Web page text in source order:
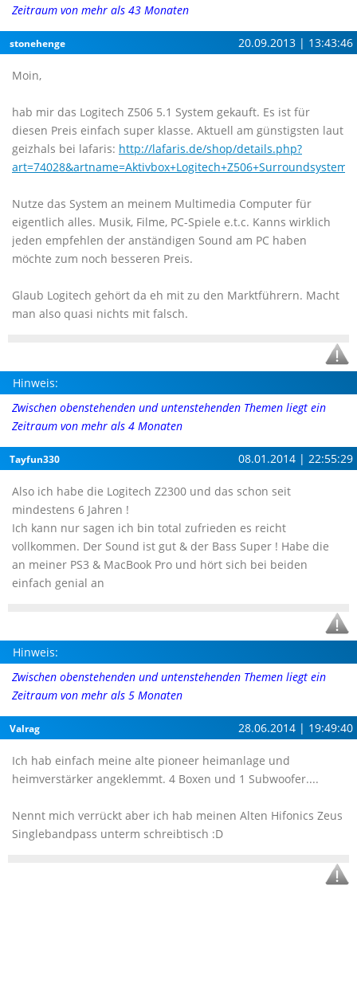
Zeitraum von mehr als 43 Monaten
stonehenge 20.09.2013 | 13:43:46
Moin,
hab mir das Logitech Z506 5.1 System gekauft. Es ist für
diesen Preis einfach super klasse. Aktuell am günstigsten laut
geizhals bei lafaris: http://lafaris.de/shop/details.php?
Nutze das System an meinem Multimedia Computer für
eigentlich alles. Musik, Filme, PC-Spiele e.t.c. Kanns wirklich
jeden empfehlen der anständigen Sound am PC haben
möchte zum noch besseren Preis.
Glaub Logitech gehört da eh mit zu den Marktführern. Macht
man also quasi nichts mit falsch.
Hinweis:
Zwischen obenstehenden und untenstehenden Themen liegt ein
Zeitraum von mehr als 4 Monaten
Tayfun330 08.01.2014 | 22:55:29
Also ich habe die Logitech Z2300 und das schon seit
mindestens 6 Jahren !
Ich kann nur sagen ich bin total zufrieden es reicht
vollkommen. Der Sound ist gut & der Bass Super ! Habe die
an meiner PS3 & MacBook Pro und hört sich bei beiden
einfach genial an
Hinweis:
Zwischen obenstehenden und untenstehenden Themen liegt ein
Zeitraum von mehr als 5 Monaten
Valrag 28.06.2014 | 19:49:40
Ich hab einfach meine alte pioneer heimanlage und
heimverstärker angeklemmt. 4 Boxen und 1 Subwoofer....
Nennt mich verrückt aber ich hab meinen Alten Hifonics Zeus
Singlebandpass unterm schreibtisch :D